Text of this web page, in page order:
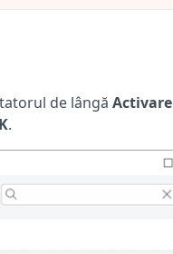
de lângă Activare
.